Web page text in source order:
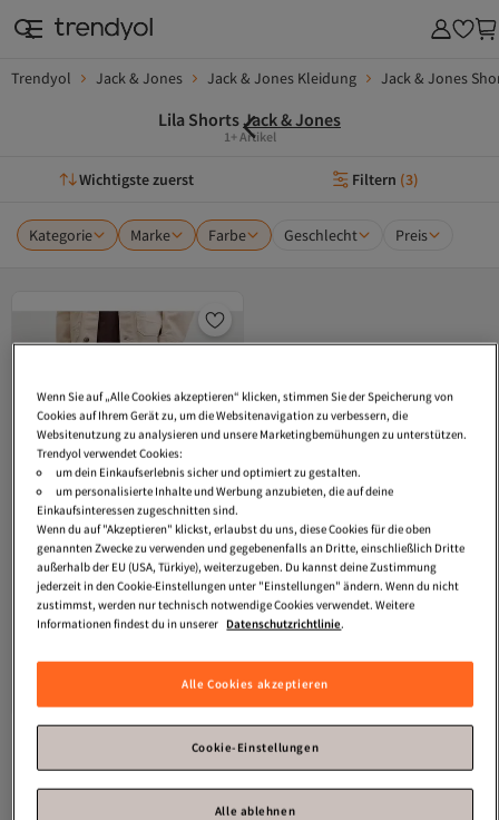
Trendyol Jack & Jones Jack & Jones Kleidung Jack & Jones
Lila ShortsJack & Jones
1+ Artikel
Wichtigste zuerst Filtern (3)
Kategorie Marke Farbe Geschlecht Preis
Shorts
1
Wenn Sie auf „Alle Cookies akzeptieren“ klicken, stimmen Sie der Speicherung von
Cookies auf Ihrem Gerät zu, um die Websitenavigation zu verbessern, die
Websitenutzung zu analysieren und unsere Marketingbemühungen zu unterstützen.
Trendyol verwendet Cookies:
um dein Einkaufserlebnis sicher und optimiert zu gestalten.
um personalisierte Inhalte und Werbung anzubieten, die auf deine
Einkaufsinteressen zugeschnitten sind.
Wenn du auf "Akzeptieren" klickst, erlaubst du uns, diese Cookies für die oben
genannten Zwecke zu verwenden und gegebenenfalls an Dritte, einschließlich Dritte
außerhalb der EU (USA, Türkiye), weiterzugeben. Du kannst deine Zustimmung
jederzeit in den Cookie-Einstellungen unter "Einstellungen" ändern. Wenn du nicht
zustimmst, werden nur technisch notwendige Cookies verwendet. Weitere
Informationen findest du in unserer Datenschutzrichtlinie.
Alle Cookies akzeptieren
Cookie-Einstellungen
Alle ablehnen